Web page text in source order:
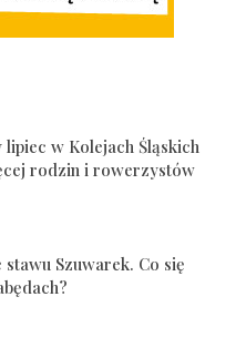
w Kolejach Śląskich
rodzin i rowerzystów
Szuwarek. Co się